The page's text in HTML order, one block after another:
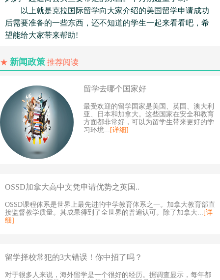
以上就是克拉国际留学向大家介绍的美国留学申请成功
后需要准备的一些东西，还不知道的学生一起来看看吧，希
望能给大家带来帮助!
★ 新闻政策 推荐阅读
留学去哪个国家好
最受欢迎的留学国家是美国、英国、澳大利
亚、日本和加拿大。这些国家在安全和教育
方面都非常好，可以为留学生带来更好的学
习环境... [详细]
OSSD加拿大高中文凭申请优势之英国..
OSSD课程体系是世界上最先进的中学教育体系之一。加拿大教育部直
接监督教学质量。其成果得到了全世界的普遍认可。除了加拿大... [详
细]
留学择校常犯的3大错误！你中招了吗？
对于很多人来说，海外留学是一个很好的经历。据调查显示，每年都